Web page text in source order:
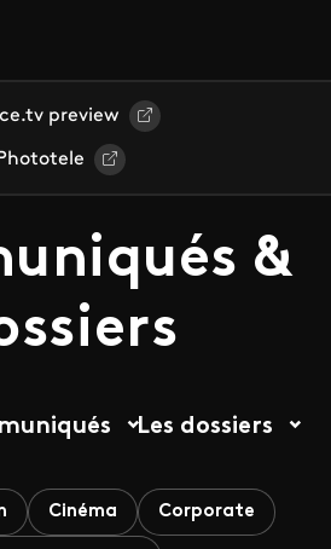
preview
Phototele
&
Les dossiers
Cinéma Corporate